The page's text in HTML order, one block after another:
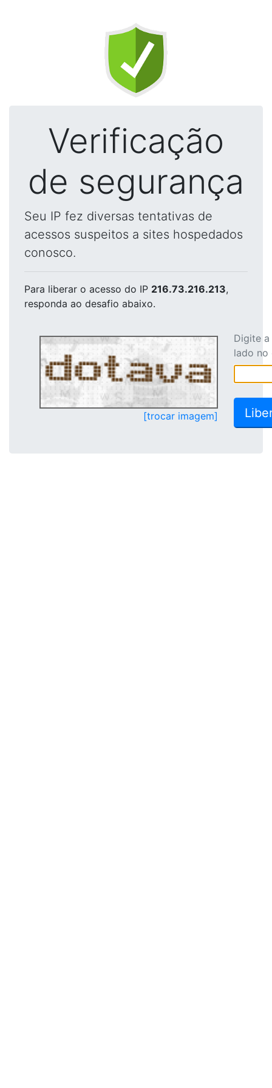
Verificação
de segurança
Seu IP fez diversas tentativas de
acessos suspeitos a sites hospedados
conosco.
Para liberar o acesso do IP 216.73.216.213,
responda ao desafio abaixo.
[trocar imagem]
Digite
lado no